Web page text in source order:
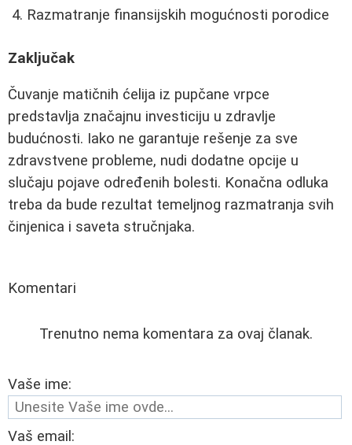
Razmatranje finansijskih mogućnosti porodice
Zaključak
Čuvanje matičnih ćelija iz pupčane vrpce
predstavlja značajnu investiciju u zdravlje
budućnosti. Iako ne garantuje rešenje za sve
zdravstvene probleme, nudi dodatne opcije u
slučaju pojave određenih bolesti. Konačna odluka
treba da bude rezultat temeljnog razmatranja svih
činjenica i saveta stručnjaka.
Komentari
Trenutno nema komentara za ovaj članak.
Vaše ime:
Vaš email: